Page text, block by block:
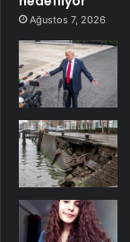
Ağustos 7, 2026